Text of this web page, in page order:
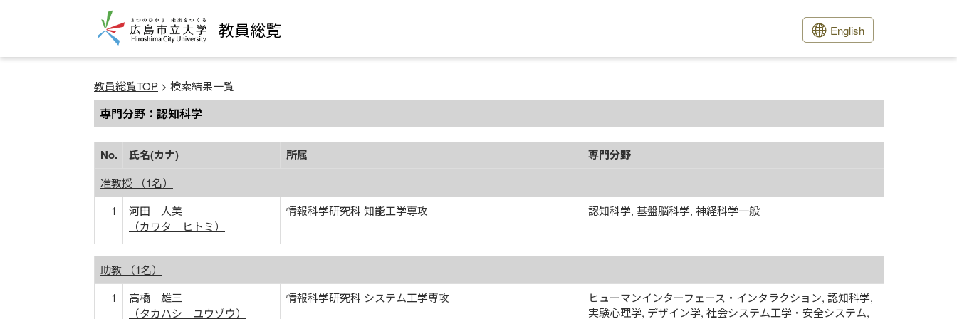
教員総覧 English
教員総覧TOP > 検索結果一覧
専門分野：認知科学
No. 氏名(カナ) 所属 専門分野
准教授 （1名）
1
河田 人美
（カワタ ヒトミ）
情報科学研究科 知能工学専攻 認知科学, 基盤脳科学, 神経科学一般
助教 （1名）
1
高橋 雄三
（タカハシ ユウゾウ）
情報科学研究科 システム工学専攻
ヒューマンインターフェース・インタラクション, 認知科学,
実験心理学, デザイン学, 社会システム工学・安全システム,